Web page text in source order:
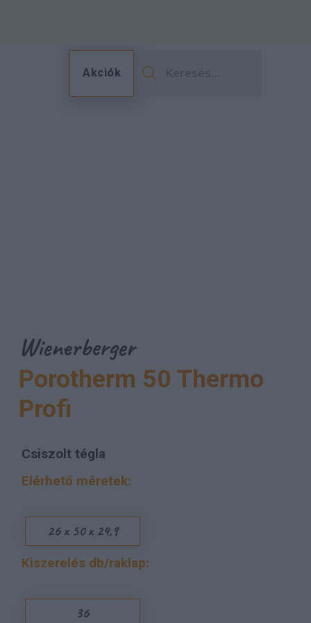
Wienerberger
Porotherm 50 Thermo
Profi
Csiszolt tégla
Elérhető méretek:
26 x 50 x 24,9
Kiszerelés db/raklap:
36
Akciók